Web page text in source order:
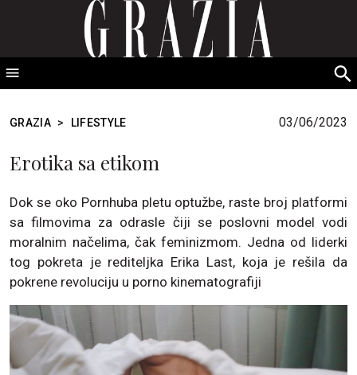
GRAZIA Srbija
GRAZIA > LIFESTYLE 03/06/2023
Erotika sa etikom
Dok se oko Pornhuba pletu optužbe, raste broj platformi
sa filmovima za odrasle čiji se poslovni model vodi
moralnim načelima, čak feminizmom. Jedna od liderki
tog pokreta je rediteljka Erika Last, koja je rešila da
pokrene revoluciju u porno kinematografiji